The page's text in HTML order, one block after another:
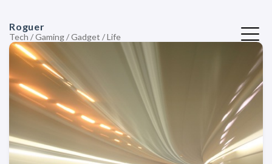
Roguer
Tech / Gaming / Gadget / Life